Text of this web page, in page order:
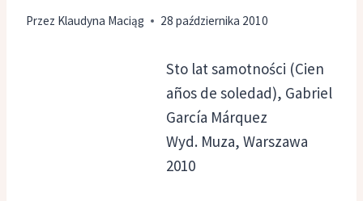
Przez Klaudyna Maciąg 28 października 2010
Sto lat samotności (Cien
años de soledad), Gabriel
García Márquez
Wyd. Muza, Warszawa
2010